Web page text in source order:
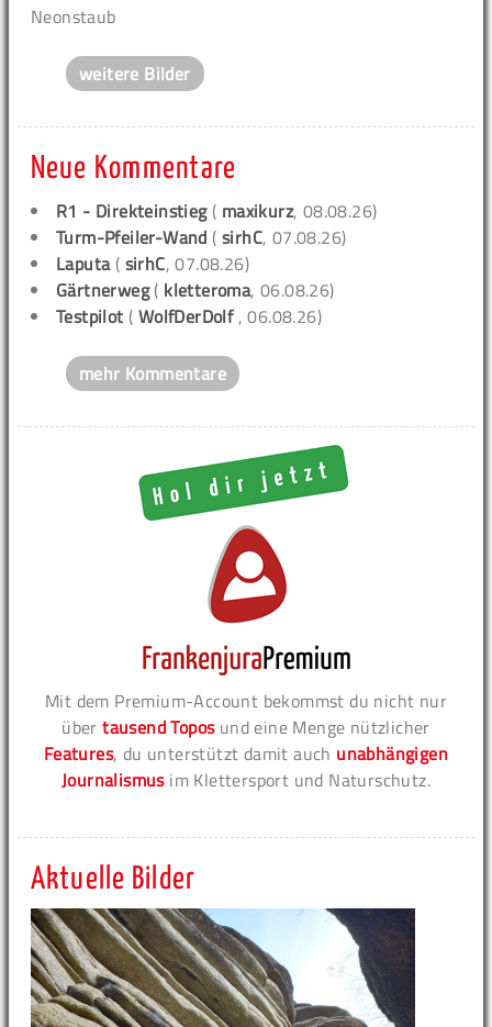
Neonstaub
weitere Bilder
Neue Kommentare
R1 - Direkteinstieg( maxikurz, 08.08.26)
Turm-Pfeiler-Wand (sirhC, 07.08.26)
Laputa( sirhC, 07.08.26)
Gärtnerweg( kletteroma, 06.08.26)
Testpilot ( WolfDerDolf , 06.08.26)
mehr Kommentare
Mit dem Premium-Account bekommst du nicht nur
übertausend Toposund eine Menge nützlicher
Features, du unterstützt damit auch unabhängigen
Journalismusim Klettersport und Naturschutz.
Aktuelle Bilder